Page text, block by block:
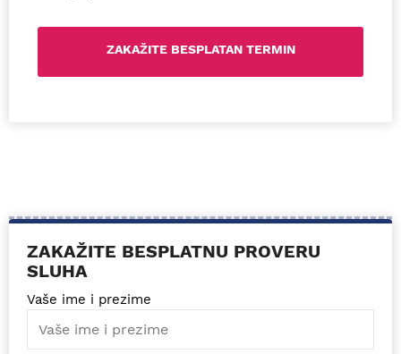
ZAKAŽITE BESPLATNU PROVERU
SLUHA
Vaše ime i prezime